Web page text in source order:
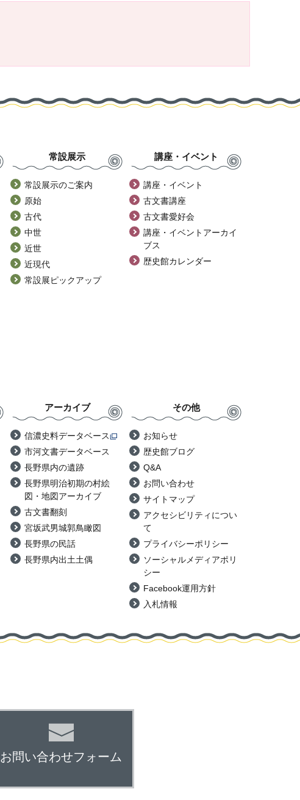
常設展示
常設展示のご案内
原始
古代
中世
近世
近現代
常設展ピックアップ
講座・イベント
講座・イベント
古文書講座
古文書愛好会
講座・イベントアーカイ
ブス
歴史館カレンダー
アーカイブ
信濃史料データベース
市河文書データベース
長野県内の遺跡
長野県明治初期の村絵
図・地図アーカイブ
古文書翻刻
宮坂武男城郭鳥瞰図
長野県の民話
長野県内出土土偶
その他
お知らせ
歴史館ブログ
Q&A
お問い合わせ
サイトマップ
アクセシビリティについ
て
プライバシーポリシー
ソーシャルメディアポリ
シー
Facebook運用方針
入札情報
お問い合わせフォーム